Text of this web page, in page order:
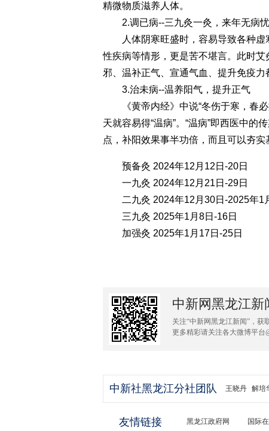
精微物质滋养人体。
2.调已病--三九灸一灸，来年无病忧
人体阴寒旺盛时，容易导致各种虚
性疾病等情形，更是苦不堪言。此时
邪、温补正气、宣通气血、提升免疫力
3.治未病--温养阳气，提升正气
《黄帝内经》中说“冬伤于寒，春必
天就容易得“温病”。“温病”即西医中的
点，补阳效果事半功倍，而且可以夯实
预备灸 2024年12月12日-20日
一九灸 2024年12月21日-29日
二九灸 2024年12月30日-2025年1
三九灸 2025年1月8日-16日
加强灸 2025年1月17日-25日
中新网黑龙江新
关注“中新网黑龙江新闻”，获
更多精彩请关注各大微博平台
中新社黑龙江分社团队 王晓丹 解培
友情链接 黑龙江政府网 国际